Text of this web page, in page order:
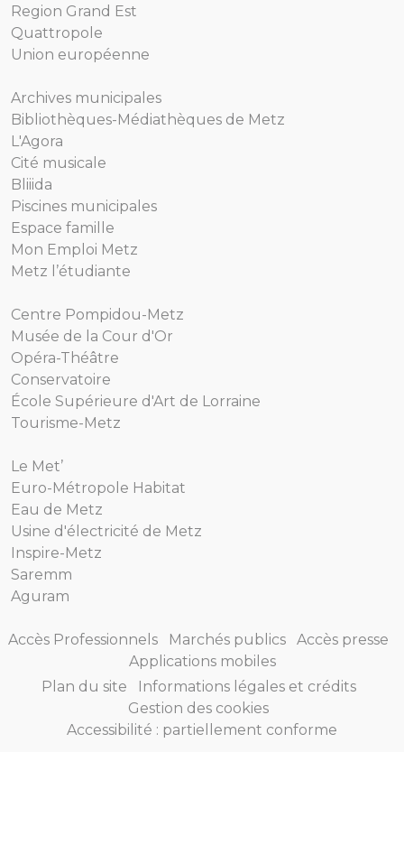
Region Grand Est
Quattropole
Union européenne
Archives municipales
Bibliothèques-Médiathèques de Metz
L'Agora
Cité musicale
Bliiida
Piscines municipales
Espace famille
Mon Emploi Metz
Metz l’étudiante
Centre Pompidou-Metz
Musée de la Cour d'Or
Opéra-Théâtre
Conservatoire
École Supérieure d'Art de Lorraine
Tourisme-Metz
Le Met’
Euro-Métropole Habitat
Eau de Metz
Usine d'électricité de Metz
Inspire-Metz
Saremm
Aguram
Accès Professionnels Marchés publics
Accès presse
Applications mobiles
Plan du site
Informations légales et crédits
Gestion des cookies
Accessibilité : partiellement conforme